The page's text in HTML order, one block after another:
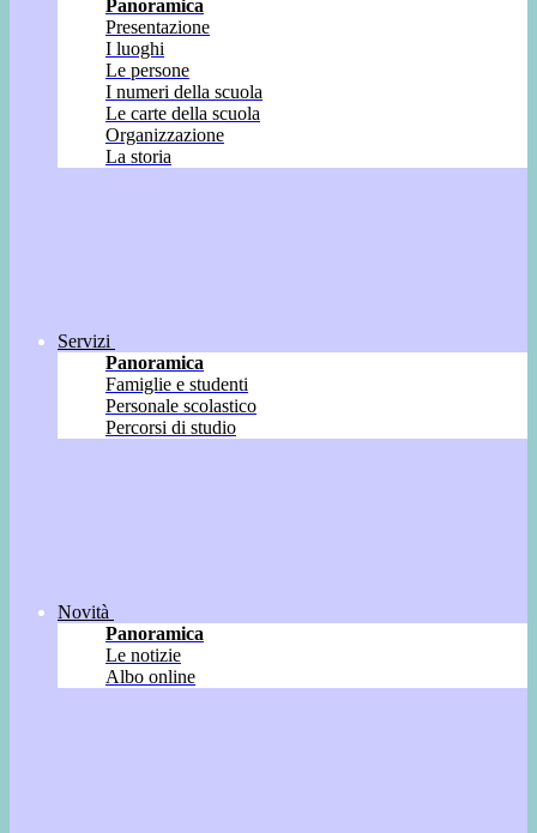
Panoramica
Presentazione
I luoghi
Le persone
I numeri della scuola
Le carte della scuola
Organizzazione
La storia
Servizi
Panoramica
Famiglie e studenti
Personale scolastico
Percorsi di studio
Novità
Panoramica
Le notizie
Albo online